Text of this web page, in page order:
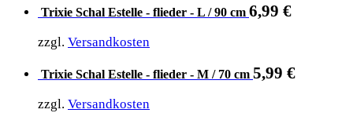
Trixie Schal Estelle - flieder - L / 90 cm 6,99 €
zzgl. Versandkosten
Trixie Schal Estelle - flieder - M / 70 cm 5,99 €
zzgl. Versandkosten